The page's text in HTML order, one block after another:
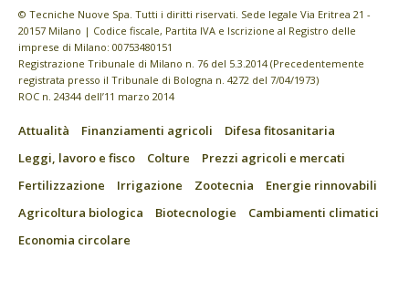
© Tecniche Nuove Spa. Tutti i diritti riservati. Sede legale Via Eritrea 21 -
20157 Milano | Codice fiscale, Partita IVA e Iscrizione al Registro delle
imprese di Milano: 00753480151
Registrazione Tribunale di Milano n. 76 del 5.3.2014 (Precedentemente
registrata presso il Tribunale di Bologna n. 4272 del 7/04/1973)
ROC n. 24344 dell’11 marzo 2014
Attualità Finanziamenti agricoli
Difesa fitosanitaria
Leggi, lavoro e fisco
Colture
Prezzi agricoli e mercati
Fertilizzazione
Irrigazione Zootecnia
Energie rinnovabili
Agricoltura biologica
Biotecnologie
Cambiamenti climatici
Economia circolare